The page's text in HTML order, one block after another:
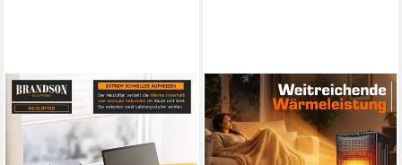
BRANDSON
Heizlüfter Keramik Heizgerät,
2 Heizstufen, ECO‑Modus,
Fernbedienung, 1500 W,
TRESKO
Heizstrahler 4200 W
Gasheizung + Abdeckung
Gasheizer 3 Stufen Gasofen